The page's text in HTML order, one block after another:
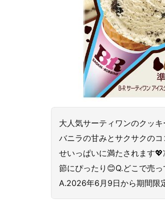
大人気サーティワンのクッ
バニラの甘みとサクサクの
せいっぱいに満たされます
節にぴったり😊Q.どこで売
A.2026年6月9日から期間限